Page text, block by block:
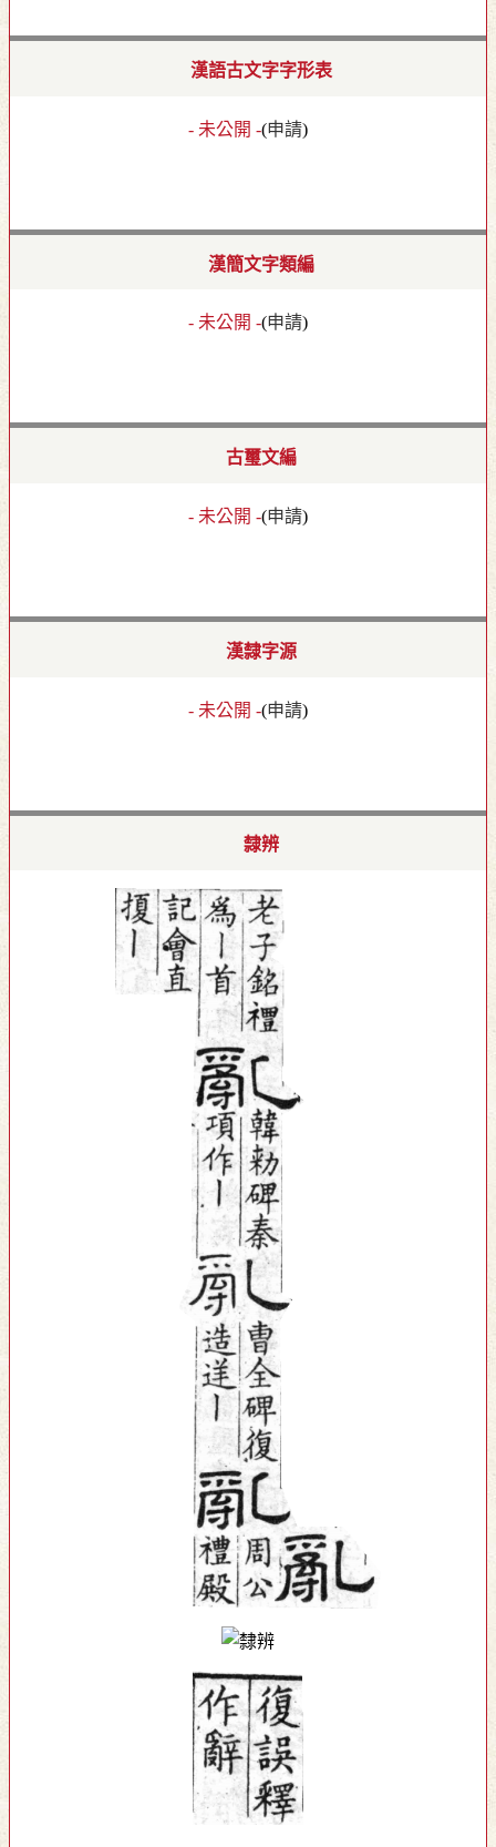
漢語古文字字形表
- 未公開 -(申請)
漢簡文字類編
- 未公開 -(申請)
古璽文編
- 未公開 -(申請)
漢隸字源
- 未公開 -(申請)
隸辨